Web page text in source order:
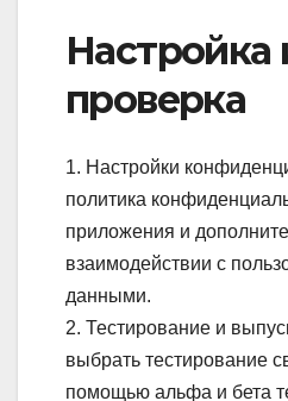
Настройка
проверка
1. Настройки
политика
приложения и
взаимодействии с
данными.
2. Тестирование и
выбрать тестирование
помощью альфа и бета